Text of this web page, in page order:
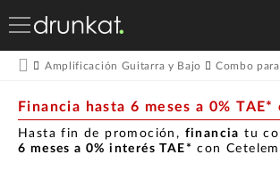
Amplificación Guitarra y Bajo Combo
Financia hasta 6 meses a 0%
Hasta fin de promoción, financia tu
6 meses a 0% interés TAE* con